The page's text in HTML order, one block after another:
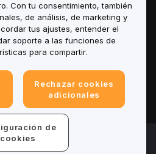
rights reserved.
Con tu consentimiento, también
de análisis, de marketing y
tus ajustes, entender el
soporte a las funciones de
para compartir.
Rechazar cookies
adicionales
de
cookies